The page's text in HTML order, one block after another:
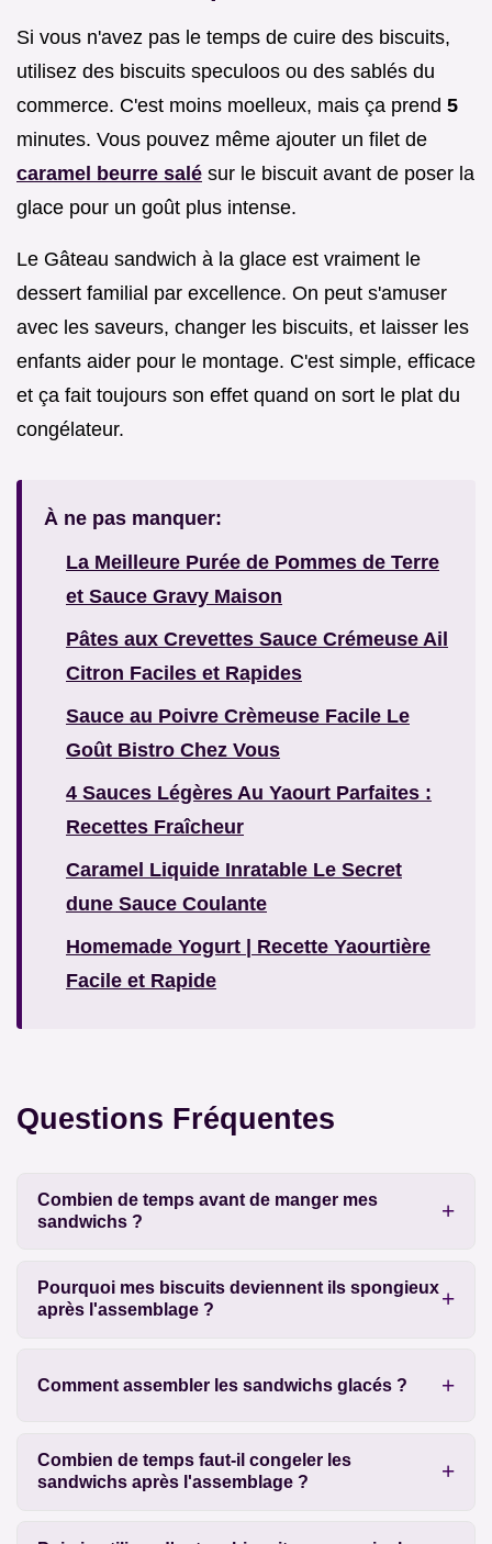
Si vous n'avez pas le temps de cuire des biscuits,
utilisez des biscuits speculoos ou des sablés du
commerce. C'est moins moelleux, mais ça prend 5
minutes. Vous pouvez même ajouter un filet de
caramel beurre salé sur le biscuit avant de poser la
glace pour un goût plus intense.
Le Gâteau sandwich à la glace est vraiment le
dessert familial par excellence. On peut s'amuser
avec les saveurs, changer les biscuits, et laisser les
enfants aider pour le montage. C'est simple, efficace
et ça fait toujours son effet quand on sort le plat du
congélateur.
À ne pas manquer:
La Meilleure Purée de Pommes de Terre
et Sauce Gravy Maison
Pâtes aux Crevettes Sauce Crémeuse Ail
Citron Faciles et Rapides
Sauce au Poivre Crèmeuse Facile Le
Goût Bistro Chez Vous
4 Sauces Légères Au Yaourt Parfaites :
Recettes Fraîcheur
Caramel Liquide Inratable Le Secret
dune Sauce Coulante
Homemade Yogurt | Recette Yaourtière
Facile et Rapide
Questions Fréquentes
Combien de temps avant de manger mes
sandwichs ?
Pourquoi mes biscuits deviennent ils spongieux
après l'assemblage ?
Comment assembler les sandwichs glacés ?
Combien de temps faut-il congeler les
sandwichs après l'assemblage ?